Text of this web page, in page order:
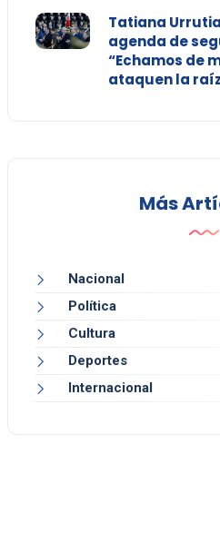
Tatiana
agenda de
“Echamos de
ataquen la
Más
Nacional
Política
Cultura
Deportes
Internacional